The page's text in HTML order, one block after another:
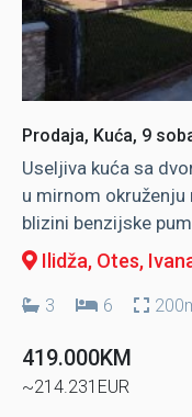
Prodaja, Kuća, 9
Useljiva kuća sa
u mirnom
blizini benzijske
Ilidža, Otes,
3 6
419.000KM
~214.231EUR